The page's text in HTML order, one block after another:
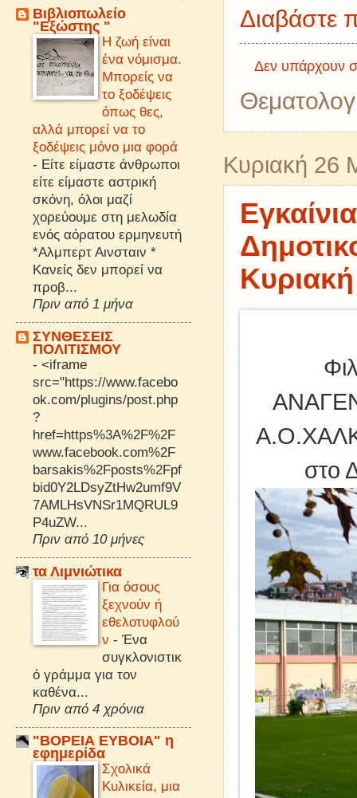
Διαβάστε
Δεν υπάρχουν
Κυριακή 26
στο
Βιβλιοπωλείο
"Εξώστης "
Η ζωή είναι
ένα νόμισμα.
Μπορείς να
το ξοδέψεις
όπως θες,
αλλά μπορεί να το
ξοδέψεις μόνο μια φορά
- Είτε είμαστε άνθρωποι
είτε είμαστε αστρική
σκόνη, όλοι μαζί
χορεύουμε στη μελωδία
ενός αόρατου ερμηνευτή
*Αλμπερτ Αινσταιν *
Κανείς δεν μπορεί να
προβ...
Πριν από 1 μήνα
ΣΥΝΘΕΣΕΙΣ
ΠΟΛΙΤΙΣΜΟΥ
- <iframe
src="https://www.facebo
ok.com/plugins/post.php
?
href=https%3A%2F%2F
www.facebook.com%2F
barsakis%2Fposts%2Fpf
bid0Y2LDsyZtHw2umf9V
7AMLHsVNSr1MQRUL9
P4uZW...
Πριν από 10 μήνες
τα Λιμνιώτικα
Για όσους
ξεχνούν ή
εθελοτυφλού
ν - Ένα
συγκλονιστικ
ό γράμμα για τον
καθένα...
Πριν από 4 χρόνια
"ΒΟΡΕΙΑ ΕΥΒΟΙΑ" η
εφημερίδα
Σχολικά
Κυλικεία, μια